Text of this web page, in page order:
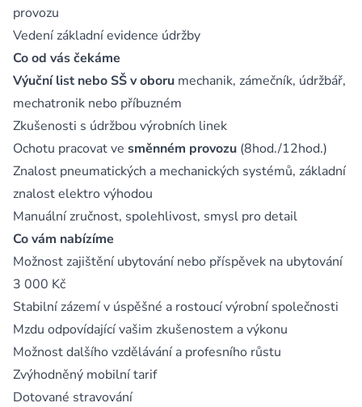
provozu
Vedení základní evidence údržby
Co od vás čekáme
Výuční list nebo SŠ v oboru mechanik, zámečník, údržbář,
mechatronik nebo příbuzném
Zkušenosti s údržbou výrobních linek
Ochotu pracovat ve směnném provozu (8hod./12hod.)
Znalost pneumatických a mechanických systémů, základní
znalost elektro výhodou
Manuální zručnost, spolehlivost, smysl pro detail
Co vám nabízíme
Možnost zajištění ubytování nebo příspěvek na ubytování
3 000 Kč
Stabilní zázemí v úspěšné a rostoucí výrobní společnosti
Mzdu odpovídající vašim zkušenostem a výkonu
Možnost dalšího vzdělávání a profesního růstu
Zvýhodněný mobilní tarif
Dotované stravování